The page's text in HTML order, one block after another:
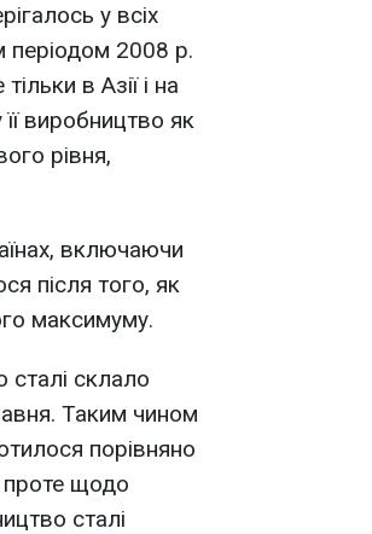
у всіх
періодом 2008 р.
в Азії і на
її виробництво як
рівня,
включаючи
після того, як
максимуму.
сталі склало
Таким чином
порівняно
проте щодо
сталі